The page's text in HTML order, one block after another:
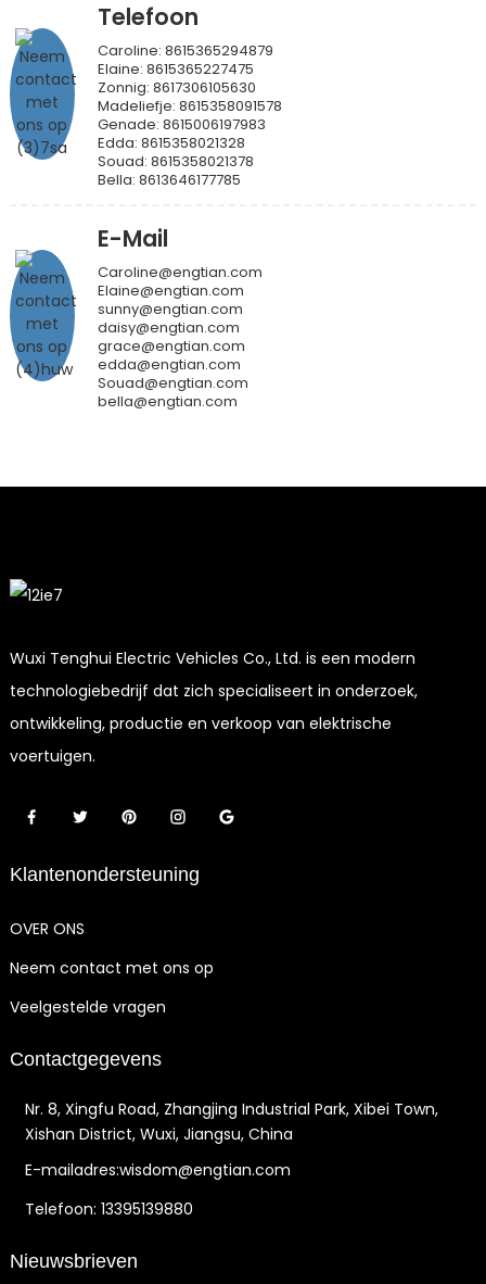
Telefoon
Caroline: 8615365294879
Elaine: 8615365227475
Zonnig: 8617306105630
Madeliefje: 8615358091578
Genade: 8615006197983
Edda: 8615358021328
Souad: 8615358021378
Bella: 8613646177785
E-Mail
Caroline@engtian.com
Elaine@engtian.com
sunny@engtian.com
daisy@engtian.com
grace@engtian.com
edda@engtian.com
Souad@engtian.com
bella@engtian.com
Wuxi Tenghui Electric Vehicles Co., Ltd. is een modern
technologiebedrijf dat zich specialiseert in onderzoek,
ontwikkeling, productie en verkoop van elektrische
voertuigen.
Klantenondersteuning
OVER ONS
Neem contact met ons op
Veelgestelde vragen
Contactgegevens
Nr. 8, Xingfu Road, Zhangjing Industrial Park, Xibei Town,
Xishan District, Wuxi, Jiangsu, China
E-mailadres:wisdom@engtian.com
Telefoon: 13395139880
Nieuwsbrieven